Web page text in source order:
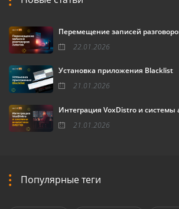
Перемещение записей
22.01.2026
Установка приложения Blacklist
21.01.2026
Интеграция VoxDistro и системы
21.01.2026
Популярные теги